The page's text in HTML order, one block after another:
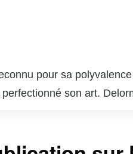
pour sa
son art.